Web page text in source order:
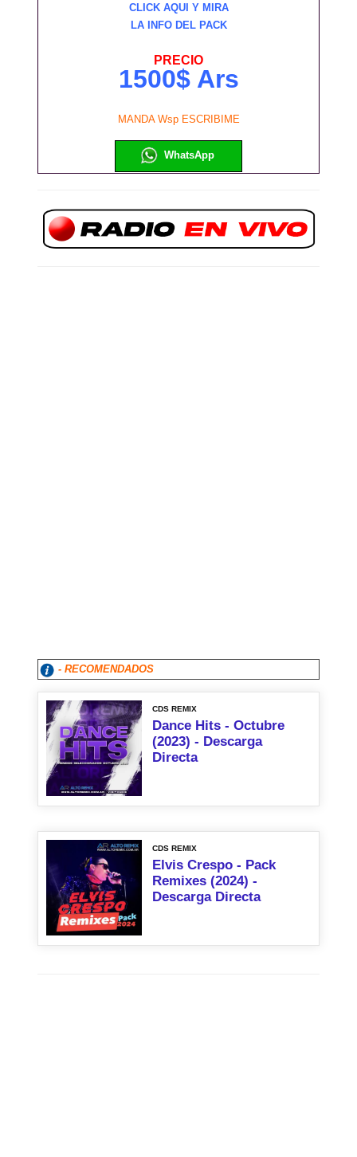
CLICK AQUI Y MIRA
LA INFO DEL PACK
PRECIO
1500$ Ars
MANDA Wsp ESCRIBIME
WhatsApp
- RECOMENDADOS
CDS REMIX
Dance Hits - Octubre
(2023) - Descarga
Directa
CDS REMIX
Elvis Crespo - Pack
Remixes (2024) -
Descarga Directa